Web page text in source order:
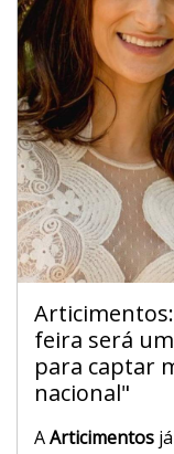
feira será
para captar
nacional"
AArticimentos